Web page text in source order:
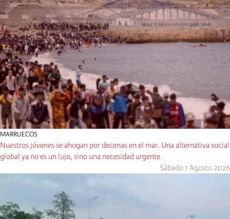
MARRUECOS
Nuestros jóvenes se ahogan por decenas en el mar. Una alternativa social
global ya no es un lujo, sino una necesidad urgente
Sábado 1 Agosto 2026